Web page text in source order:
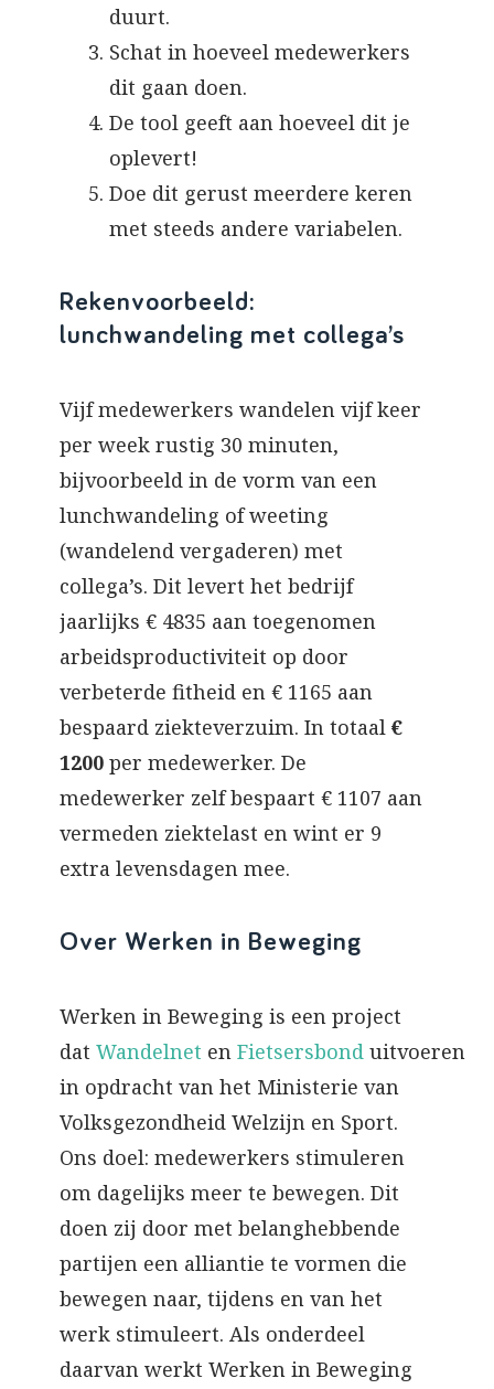
duurt.
Schat in hoeveel medewerkers
dit gaan doen.
De tool geeft aan hoeveel dit je
oplevert!
Doe dit gerust meerdere keren
met steeds andere variabelen.
Rekenvoorbeeld:
lunchwandeling met collega’s
Vijf medewerkers wandelen vijf keer
per week rustig 30 minuten,
bijvoorbeeld in de vorm van een
lunchwandeling of weeting
(wandelend vergaderen) met
collega’s. Dit levert het bedrijf
jaarlijks € 4835 aan toegenomen
arbeidsproductiviteit op door
verbeterde fitheid en € 1165 aan
bespaard ziekteverzuim. In totaal €
1200 per medewerker. De
medewerker zelf bespaart € 1107 aan
vermeden ziektelast en wint er 9
extra levensdagen mee.
Over Werken in Beweging
Werken in Beweging is een project
dat Wandelnet en Fietsersbond uitvoeren
in opdracht van het Ministerie van
Volksgezondheid Welzijn en Sport.
Ons doel: medewerkers stimuleren
om dagelijks meer te bewegen. Dit
doen zij door met belanghebbende
partijen een alliantie te vormen die
bewegen naar, tijdens en van het
werk stimuleert. Als onderdeel
daarvan werkt Werken in Beweging